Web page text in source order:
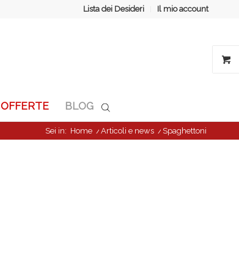
Lista dei Desideri Il mio account
OFFERTE BLOG
Sei in: Home / Articoli e news / Spaghettoni